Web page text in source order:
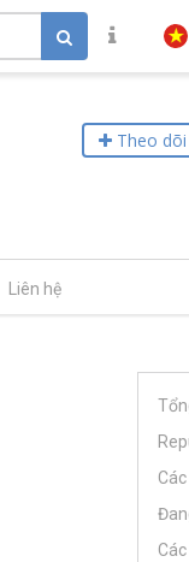
Theo dõi
Liên hệ